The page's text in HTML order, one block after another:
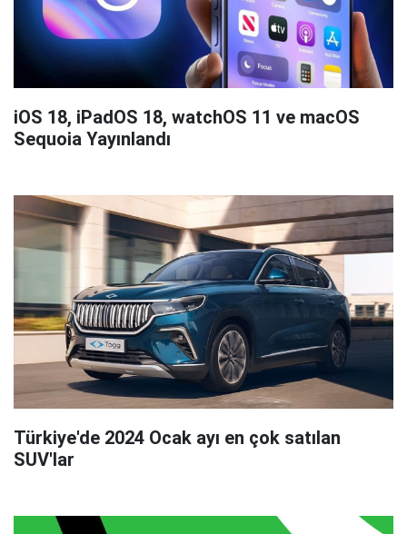
iOS 18, iPadOS 18, watchOS 11 ve macOS
Sequoia Yayınlandı
Türkiye'de 2024 Ocak ayı en çok satılan
SUV'lar